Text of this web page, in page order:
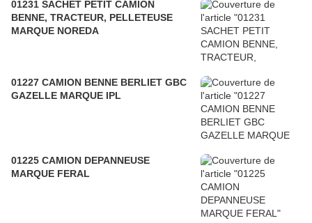
01231 SACHET PETIT CAMION
BENNE, TRACTEUR, PELLETEUSE
MARQUE NOREDA
01227 CAMION BENNE BERLIET GBC
GAZELLE MARQUE IPL
01225 CAMION DEPANNEUSE
MARQUE FERAL